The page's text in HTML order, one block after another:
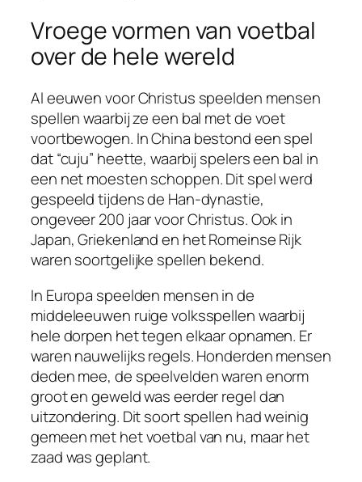
Vroege vormen van voetbal
over de hele wereld
Al eeuwen voor Christus speelden mensen
spellen waarbij ze een bal met de voet
voortbewogen. In China bestond een spel
dat “cuju” heette, waarbij spelers een bal in
een net moesten schoppen. Dit spel werd
gespeeld tijdens de Han-dynastie,
ongeveer 200 jaar voor Christus. Ook in
Japan, Griekenland en het Romeinse Rijk
waren soortgelijke spellen bekend.
In Europa speelden mensen in de
middeleeuwen ruige volksspellen waarbij
hele dorpen het tegen elkaar opnamen. Er
waren nauwelijks regels. Honderden mensen
deden mee, de speelvelden waren enorm
groot en geweld was eerder regel dan
uitzondering. Dit soort spellen had weinig
gemeen met het voetbal van nu, maar het
zaad was geplant.